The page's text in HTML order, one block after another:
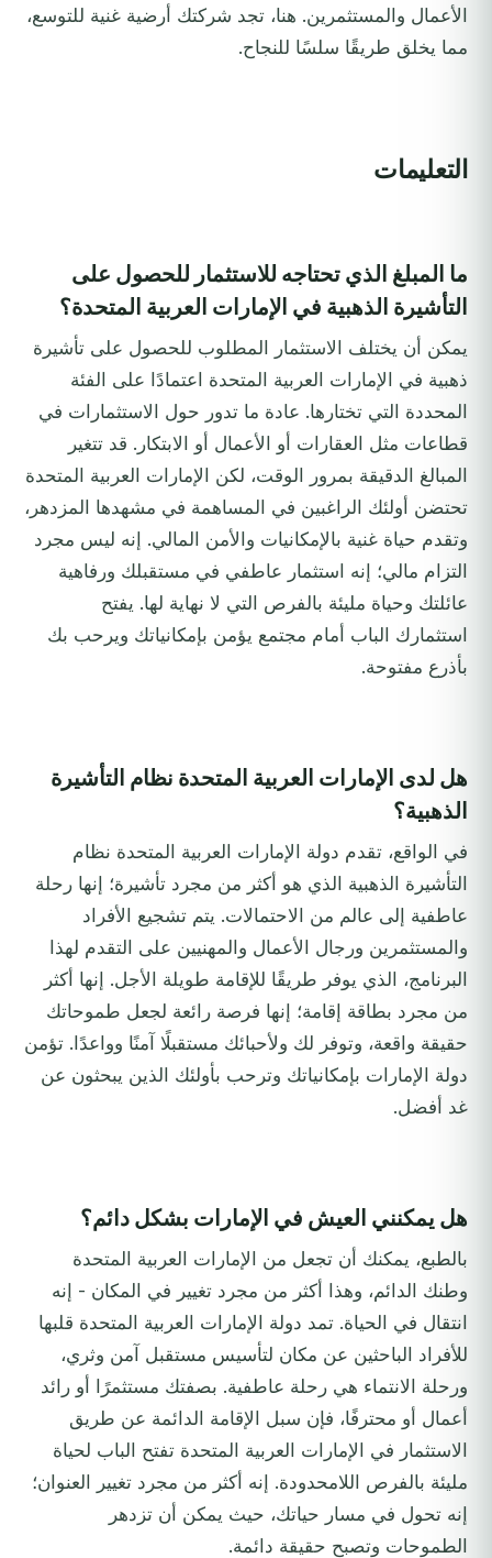
الأعمال والمستثمرين. هنا، تجد شركتك أرضية غنية للتوسع،
مما يخلق طريقًا سلسًا للنجاح.
التعليمات
ما المبلغ الذي تحتاجه للاستثمار للحصول على
التأشيرة الذهبية في الإمارات العربية المتحدة؟
يمكن أن يختلف الاستثمار المطلوب للحصول على تأشيرة
ذهبية في الإمارات العربية المتحدة اعتمادًا على الفئة
المحددة التي تختارها. عادة ما تدور حول الاستثمارات في
قطاعات مثل العقارات أو الأعمال أو الابتكار. قد تتغير
المبالغ الدقيقة بمرور الوقت، لكن الإمارات العربية المتحدة
تحتضن أولئك الراغبين في المساهمة في مشهدها المزدهر،
وتقدم حياة غنية بالإمكانيات والأمن المالي. إنه ليس مجرد
التزام مالي؛ إنه استثمار عاطفي في مستقبلك ورفاهية
عائلتك وحياة مليئة بالفرص التي لا نهاية لها. يفتح
استثمارك الباب أمام مجتمع يؤمن بإمكانياتك ويرحب بك
بأذرع مفتوحة.
هل لدى الإمارات العربية المتحدة نظام التأشيرة
الذهبية؟
في الواقع، تقدم دولة الإمارات العربية المتحدة نظام
التأشيرة الذهبية الذي هو أكثر من مجرد تأشيرة؛ إنها رحلة
عاطفية إلى عالم من الاحتمالات. يتم تشجيع الأفراد
والمستثمرين ورجال الأعمال والمهنيين على التقدم لهذا
البرنامج، الذي يوفر طريقًا للإقامة طويلة الأجل. إنها أكثر
من مجرد بطاقة إقامة؛ إنها فرصة رائعة لجعل طموحاتك
حقيقة واقعة، وتوفر لك ولأحبائك مستقبلًا آمنًا وواعدًا. تؤمن
دولة الإمارات بإمكانياتك وترحب بأولئك الذين يبحثون عن
غد أفضل.
هل يمكنني العيش في الإمارات بشكل دائم؟
بالطبع، يمكنك أن تجعل من الإمارات العربية المتحدة
وطنك الدائم، وهذا أكثر من مجرد تغيير في المكان - إنه
انتقال في الحياة. تمد دولة الإمارات العربية المتحدة قلبها
للأفراد الباحثين عن مكان لتأسيس مستقبل آمن وثري،
ورحلة الانتماء هي رحلة عاطفية. بصفتك مستثمرًا أو رائد
أعمال أو محترفًا، فإن سبل الإقامة الدائمة عن طريق
الاستثمار في الإمارات العربية المتحدة تفتح الباب لحياة
مليئة بالفرص اللامحدودة. إنه أكثر من مجرد تغيير العنوان؛
إنه تحول في مسار حياتك، حيث يمكن أن تزدهر
الطموحات وتصبح حقيقة دائمة.